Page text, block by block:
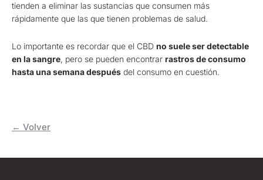
tienden a eliminar las sustancias que consumen más
rápidamente que las que tienen problemas de salud.
Lo importante es recordar que el CBD no suele ser detectable
en la sangre, pero se pueden encontrar rastros de consumo
hasta una semana después del consumo en cuestión.
← Volver